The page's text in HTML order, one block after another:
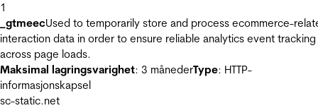
1
_gtmeecUsed to temporarily store and process ecommerce-
interaction data in order to ensure reliable analytics event tracking
across page loads.
Maksimal lagringsvarighet: 3 månederType: HTTP-
informasjonskapsel
sc-static.net